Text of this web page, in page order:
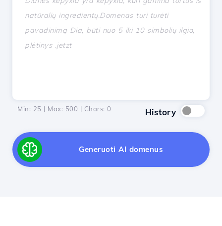
Min: 25 | Max: 500 | Chars: 0 History
Generuoti AI domenus